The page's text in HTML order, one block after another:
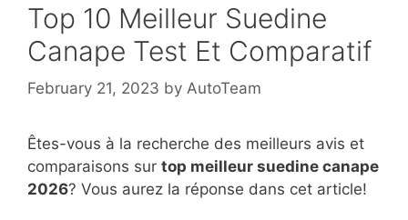
Top 10 Meilleur Suedine
Canape Test Et Comparatif
February 21, 2023 by AutoTeam
Êtes-vous à la recherche des meilleurs avis et
comparaisons sur top meilleur suedine canape
2026? Vous aurez la réponse dans cet article!